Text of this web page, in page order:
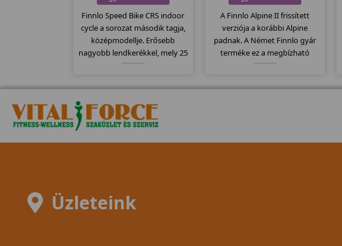
Finnlo Speed Bike CRS indoor
cycle a sorozat második tagja,
középmodellje. Erősebb
nagyobb lendkerékkel, mely 25
Computere kompatibilis a
mellkasi jeladó övekkel.
A Finnlo Alpine II frissített
verziója a korábbi Alpine
padnak. A Német Finnlo gyár
terméke ez a megbízható
futófelület, szállítógörgők, 23
Üzleteink